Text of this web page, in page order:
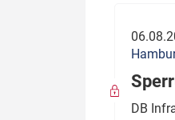
Thema
DB